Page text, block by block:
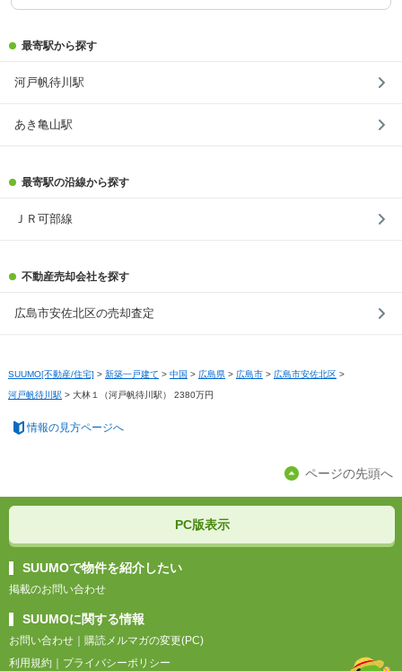
最寄駅から探す
河戸帆待川駅
あき亀山駅
最寄駅の沿線から探す
ＪＲ可部線
不動産売却会社を探す
広島市安佐北区の売却査定
SUUMO[不動産/住宅] > 新築一戸建て > 中国 > 広島県 > 広島市 > 広島市安佐北区 >
河戸帆待川駅 > 大林１（河戸帆待川駅） 2380万円
情報の見方ページへ
ページの先頭へ
PC版表示
SUUMOで物件を紹介したい
掲載のお問い合わせ
SUUMOに関する情報
お問い合わせ
購読メルマガの変更(PC)
利用規約
プライバシーポリシー